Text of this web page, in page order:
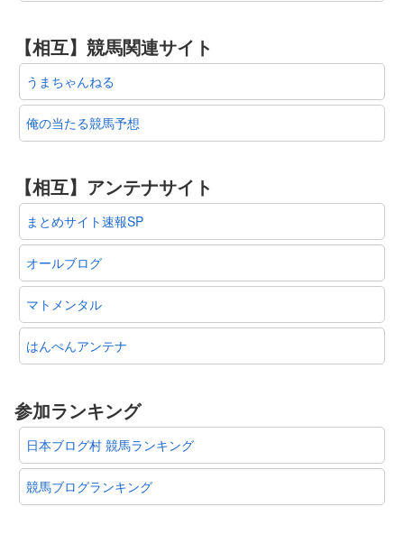
【相互】競馬関連サイト
うまちゃんねる
俺の当たる競馬予想
【相互】アンテナサイト
まとめサイト速報SP
オールブログ
マトメンタル
はんぺんアンテナ
参加ランキング
日本ブログ村 競馬ランキング
競馬ブログランキング